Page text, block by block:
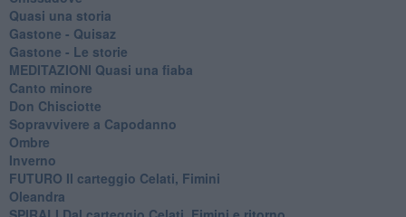
Quasi una storia
Gastone - Quisaz
Gastone - Le storie
MEDITAZIONI Quasi una fiaba
Canto minore
Don Chisciotte
Sopravvivere a Capodanno
Ombre
Inverno
FUTURO Il carteggio Celati, Fimini
Oleandra